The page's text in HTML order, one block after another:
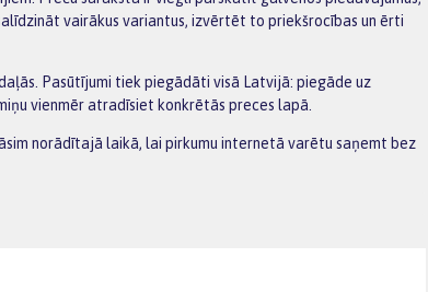
vairākus variantus, izvērtēt to priekšrocības un ērti
Pasūtījumi tiek piegādāti visā Latvijā: piegāde uz
vienmēr atradīsiet konkrētās preces lapā.
norādītajā laikā, lai pirkumu internetā varētu saņemt bez